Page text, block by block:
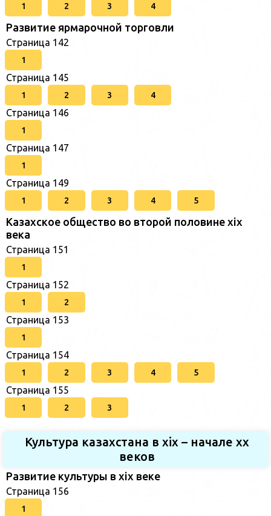
1 2 3 4
Развитие ярмарочной торговли
Страница 142
1
Страница 145
1 2 3 4
Страница 146
1
Страница 147
1
Страница 149
1 2 3 4 5
Казахское общество во второй половине хіх
века
Страница 151
1
Страница 152
1 2
Страница 153
1
Страница 154
1 2 3 4 5
Страница 155
1 2 3
Культура казахстана в xix – начале хх
веков
Развитие культуры в xix веке
Страница 156
1